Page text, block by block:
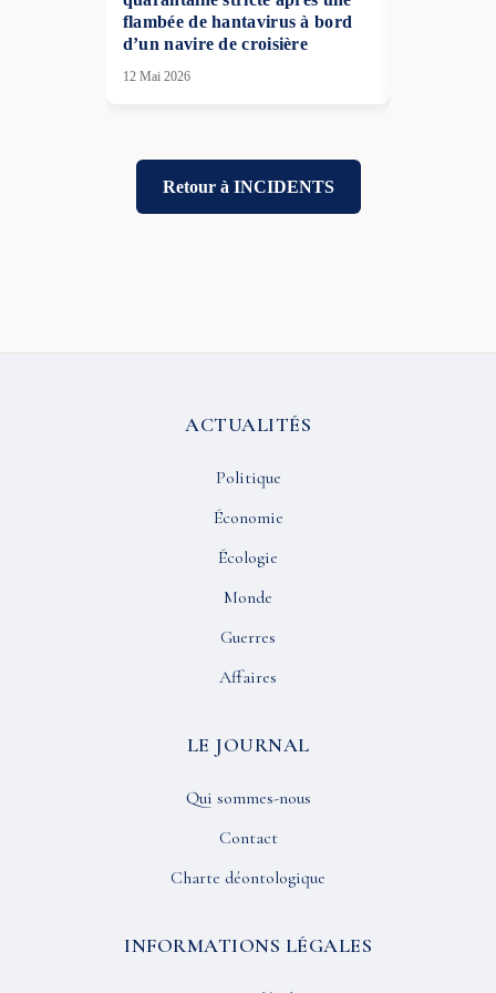
flambée de hantavirus à bord
d’un navire de croisière
12 Mai 2026
Retour à INCIDENTS
ACTUALITÉS
Politique
Économie
Écologie
Monde
Guerres
Affaires
LE JOURNAL
Qui sommes-nous
Contact
Charte déontologique
INFORMATIONS LÉGALES